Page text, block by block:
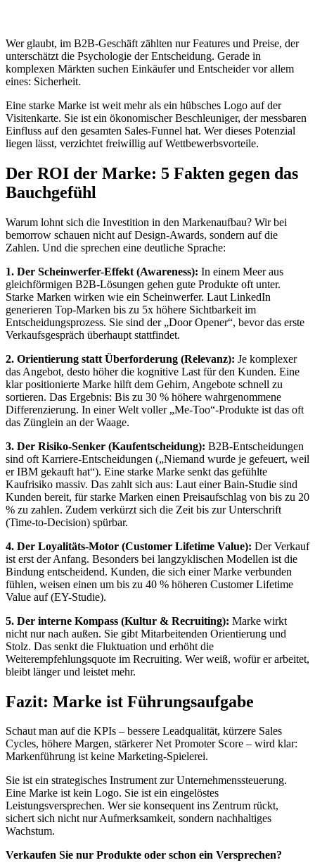
Wer glaubt, im B2B-Geschäft zählten nur Features und Preise, der
unterschätzt die Psychologie der Entscheidung. Gerade in
komplexen Märkten suchen Einkäufer und Entscheider vor allem
eines: Sicherheit.
Eine starke Marke ist weit mehr als ein hübsches Logo auf der
Visitenkarte. Sie ist ein ökonomischer Beschleuniger, der messbaren
Einfluss auf den gesamten Sales-Funnel hat. Wer dieses Potenzial
liegen lässt, verzichtet freiwillig auf Wettbewerbsvorteile.
Der ROI der Marke: 5 Fakten gegen das
Bauchgefühl
Warum lohnt sich die Investition in den Markenaufbau? Wir bei
bemorrow schauen nicht auf Design-Awards, sondern auf die
Zahlen. Und die sprechen eine deutliche Sprache:
1. Der Scheinwerfer-Effekt (Awareness): In einem Meer aus
gleichförmigen B2B-Lösungen gehen gute Produkte oft unter.
Starke Marken wirken wie ein Scheinwerfer. Laut LinkedIn
generieren Top-Marken bis zu 5x höhere Sichtbarkeit im
Entscheidungsprozess. Sie sind der „Door Opener“, bevor das erste
Verkaufsgespräch überhaupt stattfindet.
2. Orientierung statt Überforderung (Relevanz): Je komplexer
das Angebot, desto höher die kognitive Last für den Kunden. Eine
klar positionierte Marke hilft dem Gehirn, Angebote schnell zu
sortieren. Das Ergebnis: Bis zu 30 % höhere wahrgenommene
Differenzierung. In einer Welt voller „Me-Too“-Produkte ist das oft
das Zünglein an der Waage.
3. Der Risiko-Senker (Kaufentscheidung): B2B-Entscheidungen
sind oft Karriere-Entscheidungen („Niemand wurde je gefeuert, weil
er IBM gekauft hat“). Eine starke Marke senkt das gefühlte
Kaufrisiko massiv. Das zahlt sich aus: Laut einer Bain-Studie sind
Kunden bereit, für starke Marken einen Preisaufschlag von bis zu 20
% zu zahlen. Zudem verkürzt sich die Zeit bis zur Unterschrift
(Time-to-Decision) spürbar.
4. Der Loyalitäts-Motor (Customer Lifetime Value): Der Verkauf
ist erst der Anfang. Besonders bei langzyklischen Modellen ist die
Bindung entscheidend. Kunden, die sich einer Marke verbunden
fühlen, weisen einen um bis zu 40 % höheren Customer Lifetime
Value auf (EY-Studie).
5. Der interne Kompass (Kultur & Recruiting): Marke wirkt
nicht nur nach außen. Sie gibt Mitarbeitenden Orientierung und
Stolz. Das senkt die Fluktuation und erhöht die
Weiterempfehlungsquote im Recruiting. Wer weiß, wofür er arbeitet,
bleibt länger und leistet mehr.
Fazit: Marke ist Führungsaufgabe
Schaut man auf die KPIs – bessere Leadqualität, kürzere Sales
Cycles, höhere Margen, stärkerer Net Promoter Score – wird klar:
Markenführung ist keine Marketing-Spielerei.
Sie ist ein strategisches Instrument zur Unternehmenssteuerung.
Eine Marke ist kein Logo. Sie ist ein eingelöstes
Leistungsversprechen. Wer sie konsequent ins Zentrum rückt,
sichert sich nicht nur Aufmerksamkeit, sondern nachhaltiges
Wachstum.
Verkaufen Sie nur Produkte oder schon ein Versprechen?